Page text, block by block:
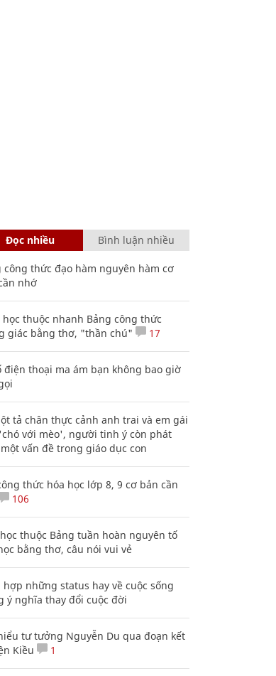
Đọc nhiều Bình luận nhiều
công thức đạo hàm nguyên hàm cơ
nhớ
học thuộc nhanh Bảng công thức
giác bằng thơ, "thần chú"
17
điện thoại ma ám bạn không bao giờ
tả chân thực cảnh anh trai và em gái
với mèo', người tinh ý còn phát
vấn đề trong giáo dục con
thức hóa học lớp 8, 9 cơ bản cần
106
thuộc Bảng tuần hoàn nguyên tố
bằng thơ, câu nói vui vẻ
hợp những status hay về cuộc sống
ý nghĩa thay đổi cuộc đời
tư tưởng Nguyễn Du qua đoạn kết
Kiều
1